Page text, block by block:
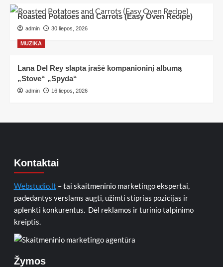
Roasted Potatoes and Carrots (Easy Oven Recipe)
admin 30 liepos, 2026
MUZIKA
Lana Del Rey slapta įrašė kompanioninį albumą
„Stove“ „Spyda“
admin 16 liepos, 2026
Kontaktai
Webstudio.lt – tai skaitmeninio marketingo ekspertai,
padedantys verslams augti, užimti stiprias pozicijas ir
aplenkti konkurentus. Dėl reklamos ir turinio talpinimo
kreiptis.
Žymos